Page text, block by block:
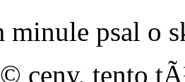
minule psal o
ceny, tento